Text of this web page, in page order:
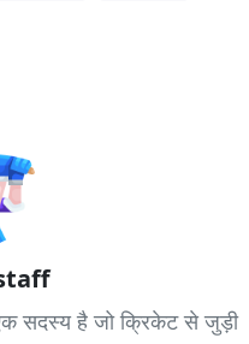
सदस्य है जो क्रिकेट से जुड़ी